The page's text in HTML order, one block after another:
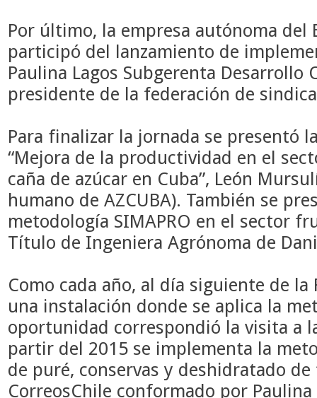
Por último, la empresa autónoma del
participó del lanzamiento de
Paulina Lagos Subgerenta Desarrollo
presidente de la federación de
Para finalizar la jornada se presentó
“Mejora de la productividad en el
caña de azúcar en Cuba”, León
humano de AZCUBA). También se
metodología SIMAPRO en el sector
Título de Ingeniera Agrónoma de
Como cada año, al día siguiente de la
una instalación donde se aplica la
oportunidad correspondió la visita a
partir del 2015 se implementa la
de puré, conservas y deshidratado
CorreosChile conformado por